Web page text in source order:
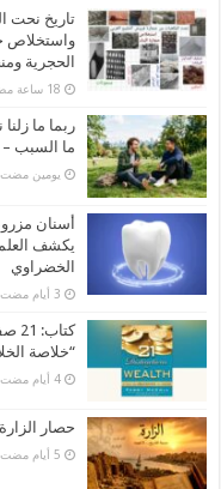
تاريخ نحت
واستخلاص
الحجرية
ربما ما
ما السبب
‏يومين مضت
أسنان
يكشف
الخضراوي
“خلاصة الخلاصة-3” بقلم
‏4 أيام مضت
حصار الزارة وفتحها (5) –